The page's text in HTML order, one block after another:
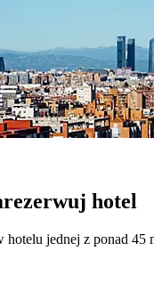
hotel
hotelu jednej z ponad 45